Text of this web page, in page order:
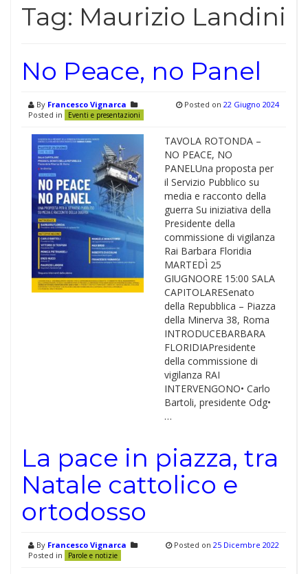
Tag: Maurizio Landini
No Peace, no Panel
By Francesco Vignarca
Posted in
Eventi e presentazioni
Posted on 22 Giugno 2024
TAVOLA ROTONDA –
NO PEACE, NO
PANELUna proposta per
il Servizio Pubblico su
media e racconto della
guerra Su iniziativa della
Presidente della
commissione di vigilanza
Rai Barbara Floridia
MARTEDÌ 25
GIUGNOORE 15:00 SALA
CAPITOLARESenato
della Repubblica – Piazza
della Minerva 38, Roma
INTRODUCEBARBARA
FLORIDIAPresidente
della commissione di
vigilanza RAI
INTERVENGONO•⁠ ⁠Carlo
Bartoli, presidente Odg•⁠
…
La pace in piazza, tra
Natale cattolico e
ortodosso
By Francesco Vignarca
Posted in
Parole e notizie
Posted on 25 Dicembre 2022